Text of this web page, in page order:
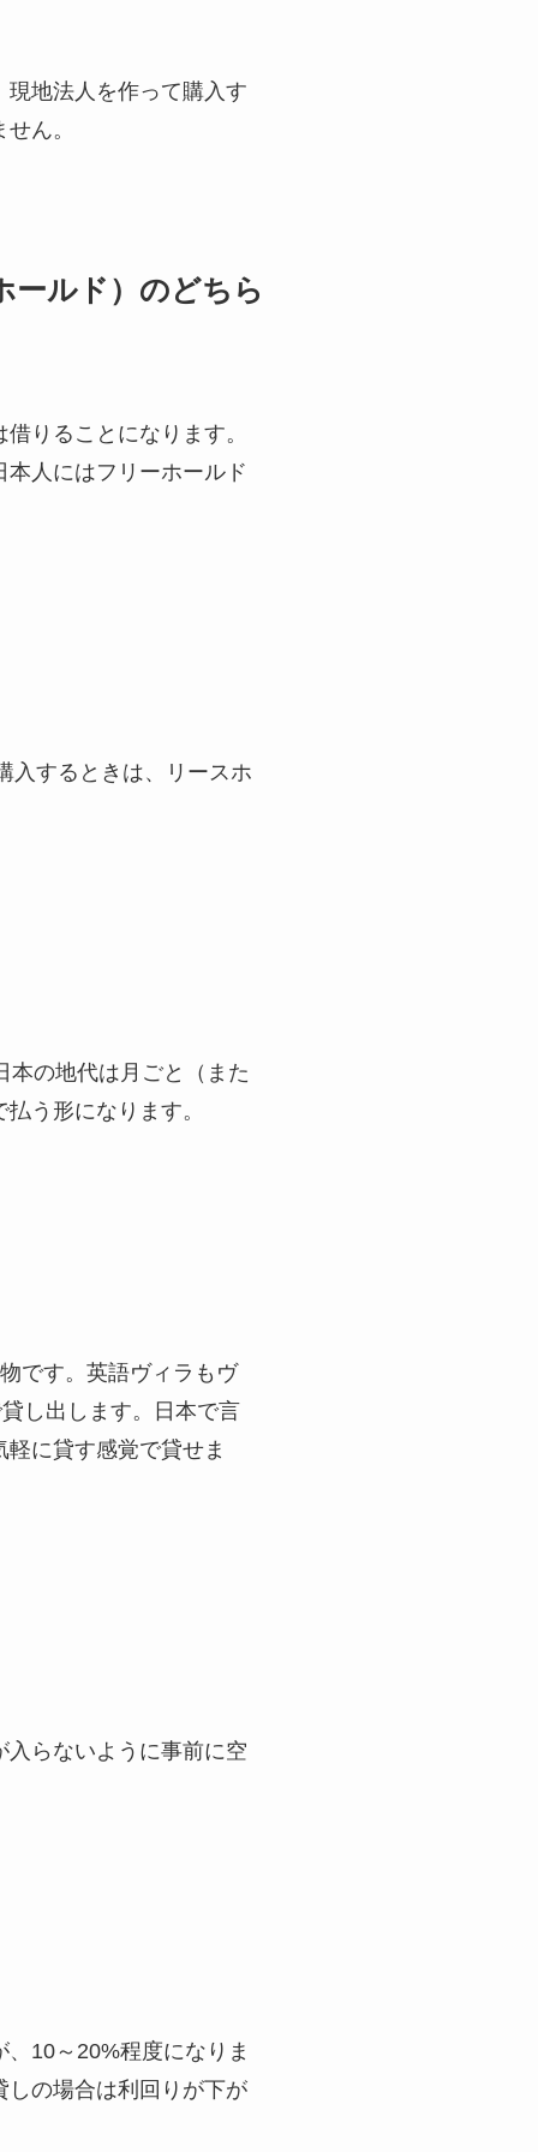
現地法人を作って購入す
ん。
ールド）のどちら
りることになります。
人にはフリーホールド
入するときは、リースホ
本の地代は月ごと（また
う形になります。
です。英語ヴィラもヴ
し出します。日本で言
に貸す感覚で貸せま
らないように事前に空
10～20%程度になりま
しの場合は利回りが下が